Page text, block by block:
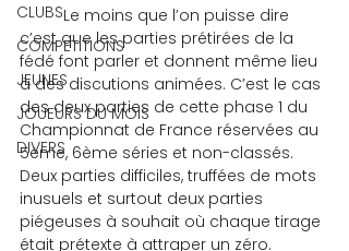
CLUBS
COMPETITIONS
JEUNES
JOUEURS DU MOIS
DIVERS
	Le moins que l’on puisse dire
c’est que les parties prétirées de la
fédé font parler et donnent même lieu
à des discutions animées. C’est le cas
des deux parties de cette phase 1 du
Championnat de France réservées au
5ème, 6ème séries et non-classés.
Deux parties difficiles, truffées de mots
inusuels et surtout deux parties
piégeuses à souhait où chaque tirage
était prétexte à attraper un zéro.